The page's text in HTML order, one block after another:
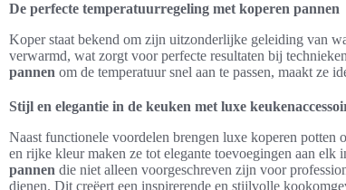
De perfecte temperatuurregeling met koperen pannen
Koper staat bekend om zijn uitzonderlijke geleiding van
verwarmd, wat zorgt voor perfecte resultaten bij
pannen om de temperatuur snel aan te passen, maakt ze
Stijl en elegantie in de keuken met luxe
Naast functionele voordelen brengen luxe koperen potten
en rijke kleur maken ze tot elegante toevoegingen aan
pannen die niet alleen voorgeschreven zijn voor
dienen. Dit creëert een inspirerende en stijlvolle